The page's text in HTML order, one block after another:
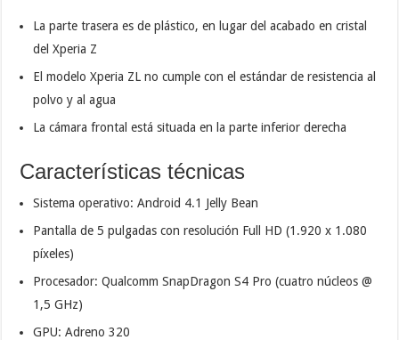
La parte trasera es de plástico, en lugar del acabado en cristal
del Xperia Z
El modelo Xperia ZL no cumple con el estándar de resistencia al
polvo y al agua
La cámara frontal está situada en la parte inferior derecha
Características técnicas
Sistema operativo: Android 4.1 Jelly Bean
Pantalla de 5 pulgadas con resolución Full HD (1.920 x 1.080
píxeles)
Procesador: Qualcomm SnapDragon S4 Pro (cuatro núcleos @
1,5 GHz)
GPU: Adreno 320